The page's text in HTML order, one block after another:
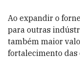
Ao expandir o
para outras
também maior
fortalecimento das